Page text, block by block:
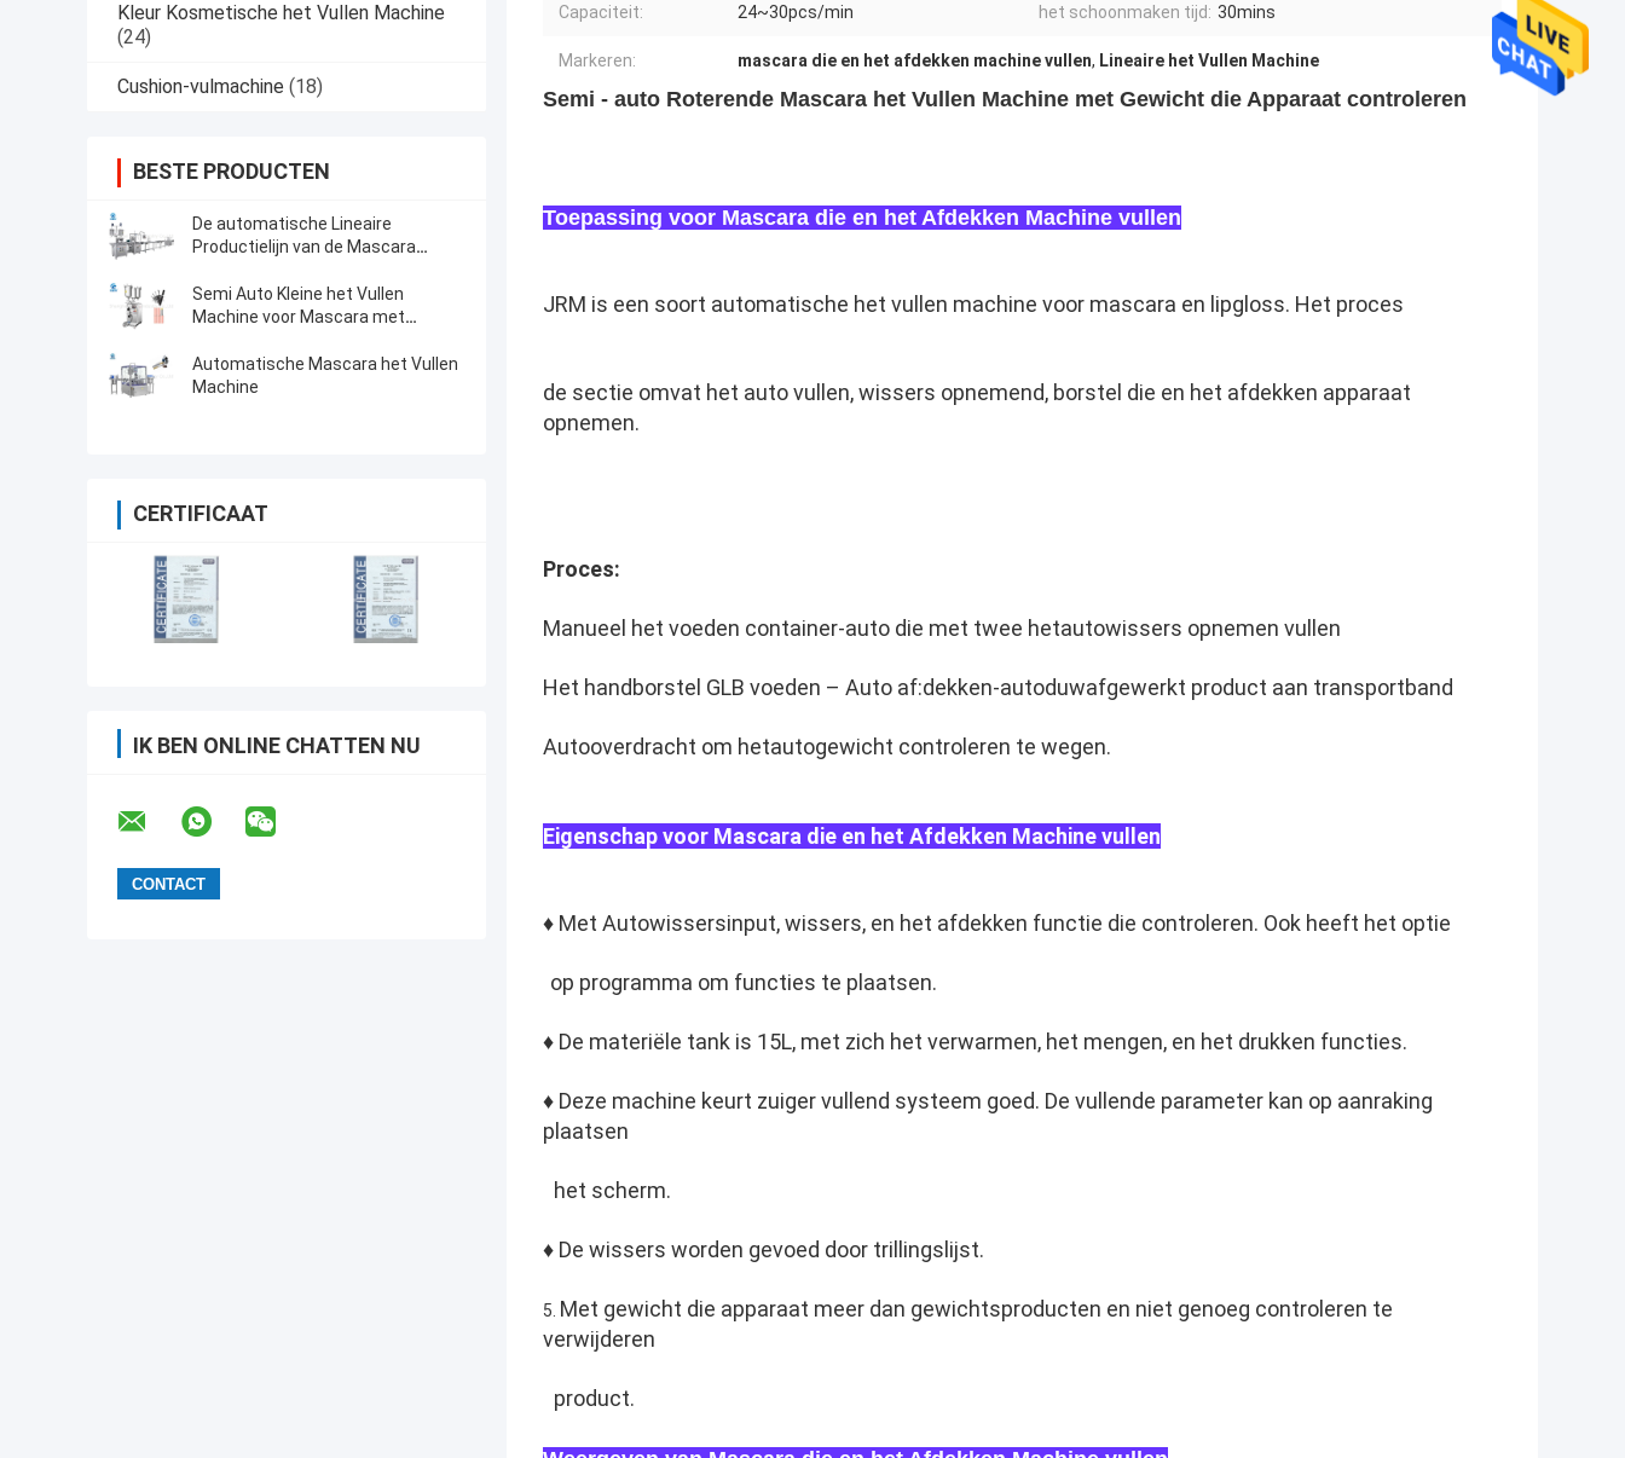
Kleur Kosmetische het Vullen Machine
(24)
Cushion-vulmachine (18)
BESTE PRODUCTEN
De automatische Lineaire
Productielijn van de Mascara
Semi Auto Kleine het Vullen
Machine voor Mascara met
Logicacontrolemechanisme
Automatische Mascara het Vullen
Machine
CERTIFICAAT
IK BEN ONLINE CHATTEN NU
Capaciteit: 24~30pcs/min het schoonmaken tijd: 30mins
Markeren: mascara die en het afdekken machine vullen, Lineaire het Vullen Machine
Semi - auto Roterende Mascara het Vullen Machine met Gewicht die Apparaat controleren
Toepassing voor Mascara die en het Afdekken Machine vullen
JRM is een soort automatische het vullen machine voor mascara en lipgloss. Het proces
de sectie omvat het auto vullen, wissers opnemend, borstel die en het afdekken apparaat
opnemen.
Proces:
Manueel het voeden container-auto die met twee hetautowissers opnemen vullen
Het handborstel GLB voeden – Auto af:dekken-autoduwafgewerkt product aan transportband
Autooverdracht om hetautogewicht controleren te wegen.
Eigenschap voor Mascara die en het Afdekken Machine vullen
♦ Met Autowissersinput, wissers, en het afdekken functie die controleren. Ook heeft het optie
op programma om functies te plaatsen.
♦ De materiële tank is 15L, met zich het verwarmen, het mengen, en het drukken functies.
♦ Deze machine keurt zuiger vullend systeem goed. De vullende parameter kan op aanraking
plaatsen
het scherm.
♦ De wissers worden gevoed door trillingslijst.
5. Met gewicht die apparaat meer dan gewichtsproducten en niet genoeg controleren te
verwijderen
product.